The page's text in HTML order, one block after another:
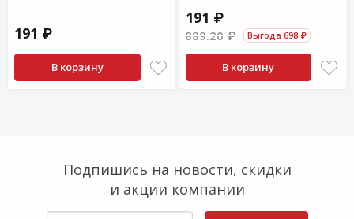
191 ₽
В корзину
191 ₽
889.20 ₽ Выгода 698 ₽
В корзину
Подпишись на новости, скидки
и акции компании